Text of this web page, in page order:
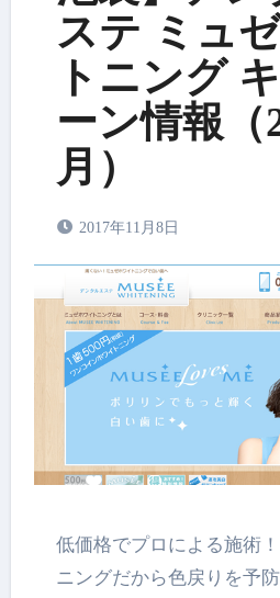
ステ ミュ
トニング
ーン情報（
月）
2017年11月8日
低価格でプロによる施術！ポリリンホワイト
ニングだから色戻りを予